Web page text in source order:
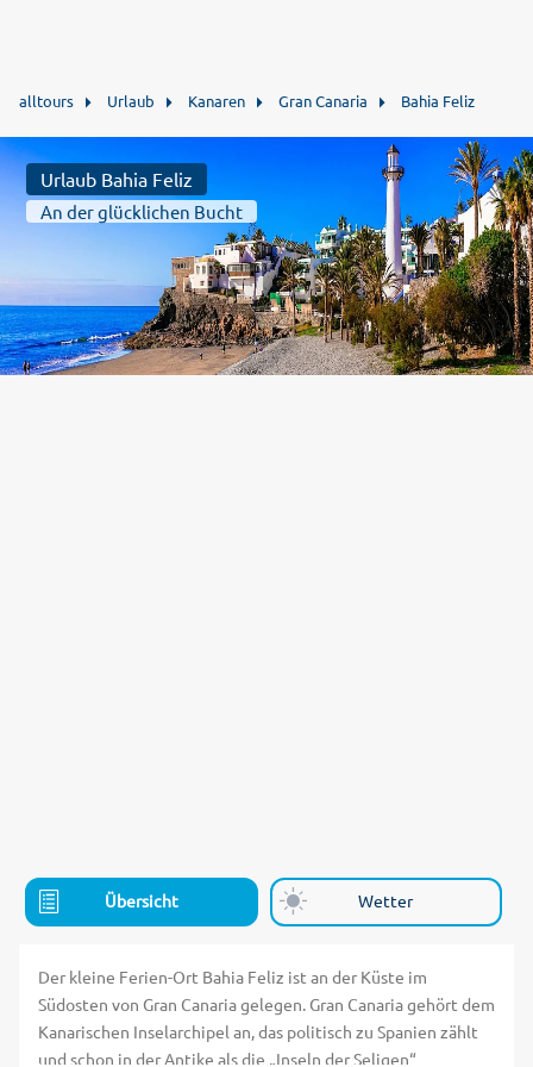
alltours Urlaub Kanaren Gran Canaria Bahia Feliz
Urlaub Bahia Feliz
An der glücklichen Bucht
Übersicht Wetter
Der kleine Ferien-Ort Bahia Feliz ist an der Küste im
Südosten von Gran Canaria gelegen. Gran Canaria gehört dem
Kanarischen Inselarchipel an, das politisch zu Spanien zählt
und schon in der Antike als die „Inseln der Seligen“